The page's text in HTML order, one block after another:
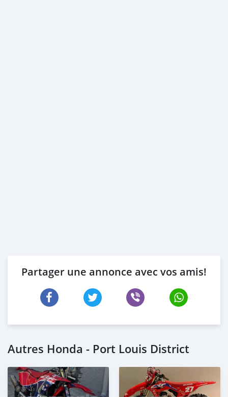
Partager une annonce avec vos amis!
Autres Honda - Port Louis District